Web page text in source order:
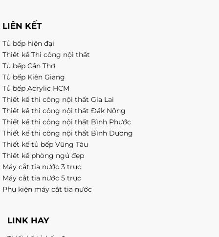
LIÊN KẾT
Tủ bếp hiện đại
Thiết kế Thi công nội thất
Tủ bếp Cần Thơ
Tủ bếp Kiên Giang
Tủ bếp Acrylic HCM
Thiết kế thi công nội thất Gia Lai
Thiết kế thi công nội thất Đăk Nông
Thiết kế thi công nội thất Bình Phước
Thiết kế thi công nội thất Bình Dương
Thiết kế tủ bếp Vũng Tàu
Thiết kế phòng ngủ đẹp
Máy cắt tia nước 3 trục
Máy cắt tia nước 5 trục
Phụ kiện máy cắt tia nước
LINK HAY